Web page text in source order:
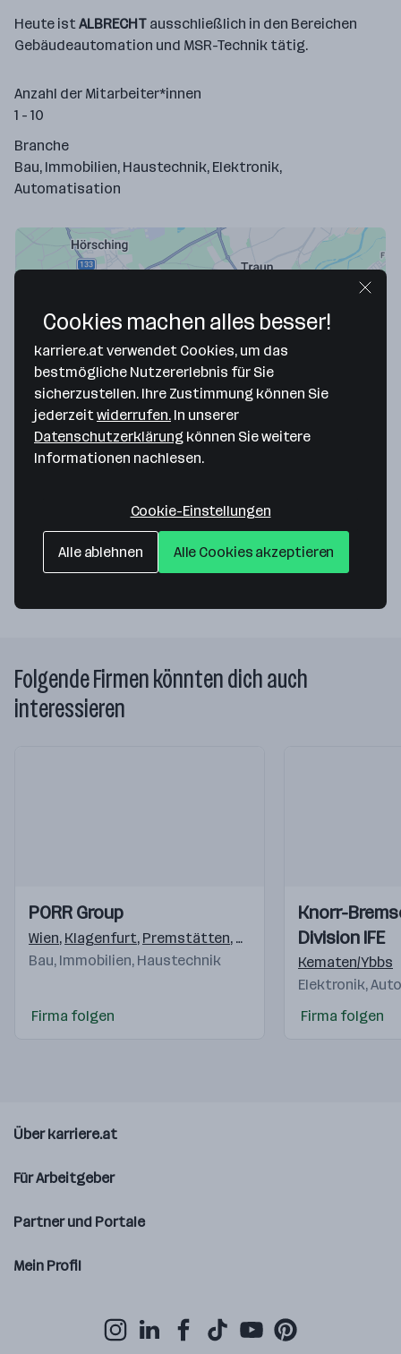
Heute istALBRECHT ausschließlich in den Bereichen
Gebäudeautomation und MSR-Technik tätig.
Anzahl der Mitarbeiter*innen
1 - 10
Branche
Bau, Immobilien, Haustechnik, Elektronik,
Automatisation
Albrecht Gebäudeautomation GmbH
— Route berechnen
Website
Folgende Firmen könnten dich auch
interessieren
Videos
Einblicke
Einblicke
PORR Group
Wien, Klagenfurt, Premstätten, Salzburg Pölten,Linz,
Bau, Immobilien, Haustechnik
Firma folgen
Videos
Einblicke
Einblicke
Knorr-
Division IFE
Kematen/Ybbs
Elektronik,
Firma folgen
Über karriere.at
Für Arbeitgeber
Partner und Portale
Mein Profil
Cookies machen alles besser!
karriere.at verwendet Cookies, um das
bestmögliche Nutzererlebnis für Sie
sicherzustellen. Ihre Zustimmung können Sie
jederzeit widerrufen. In unserer
Datenschutzerklärung können Sie weitere
Informationen nachlesen.
Cookie-Einstellungen
Alle ablehnen Alle Cookies akzeptieren